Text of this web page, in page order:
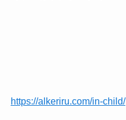
https://alkeriru.com/in-child/